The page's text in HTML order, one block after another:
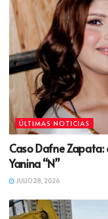
ÚLTIMAS NOTICIAS
Caso Dafne
Yanina “N”
JULIO 28, 2026